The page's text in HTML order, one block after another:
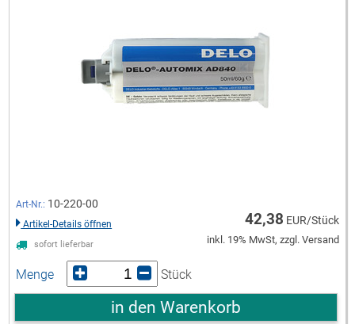
Art-Nr.: 10-220-00
Artikel-Details öffnen
sofort lieferbar
42,38 EUR/Stück
inkl. 19% MwSt, zzgl. Versand
Menge Stück
in den Warenkorb